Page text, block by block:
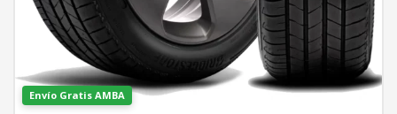
Envío Gratis AMBA